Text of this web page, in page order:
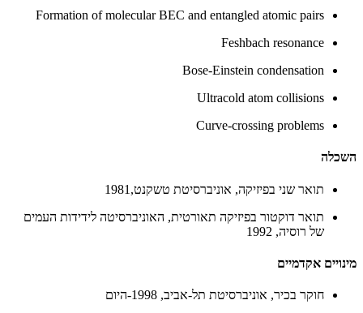
Formation of molecular BEC and entangled atomic pairs
Feshbach resonance
Bose-Einstein condensation
Ultracold atom collisions
Curve-crossing problems
השכלה
תואר שני בפיזיקה, אוניברסיטת טשקנט,1981
תואר דוקטור בפיזיקה תאורטית, האוניברסיטה לידידות העמים
של רוסיה, 1992
מינויים אקדמיים
חוקר בכיר, אוניברסיטת תל-אביב, 1998-היום